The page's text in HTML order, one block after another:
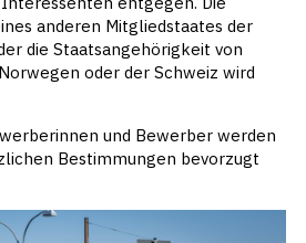
anderen Mitgliedstaates der
die Staatsangehörigkeit von
oder der Schweiz wird
und Bewerber werden
Bestimmungen bevorzugt